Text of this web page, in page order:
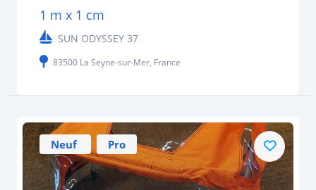
1 m x 1 cm
SUN ODYSSEY 37
83500 La Seyne-sur-Mer, France
Neuf Pro